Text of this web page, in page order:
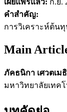
คำสำคัญ:
การวิเคราะห์ต้น
Main
ภัคธนิกา เศวตเม
มหาวิทยาลัยเทค